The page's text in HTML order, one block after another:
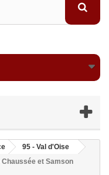
95 - Val d'Oise
Chaussée et Samson